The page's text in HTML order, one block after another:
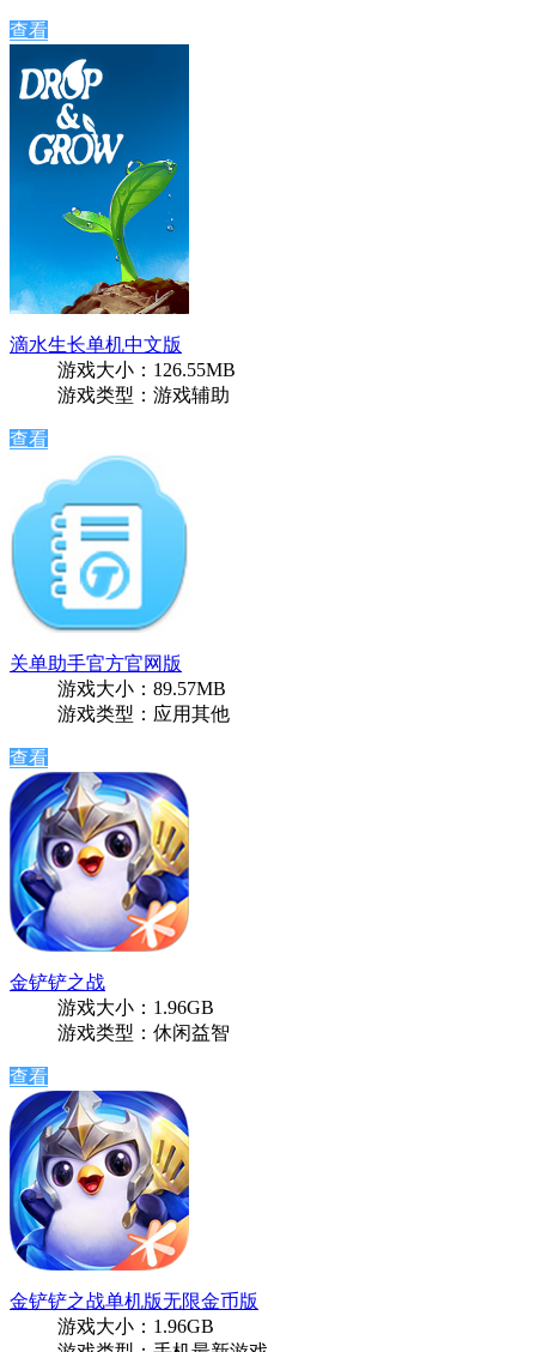
查看
滴水生长单机中文版
游戏大小：126.55MB
游戏类型：游戏辅助
查看
关单助手官方官网版
游戏大小：89.57MB
游戏类型：应用其他
查看
金铲铲之战
游戏大小：1.96GB
游戏类型：休闲益智
查看
金铲铲之战单机版无限金币版
游戏大小：1.96GB